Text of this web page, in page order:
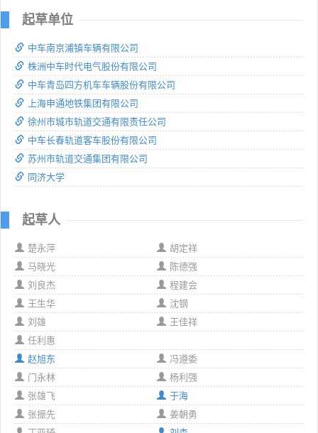
起草单位
中车南京浦镇车辆有限公司
株洲中车时代电气股份有限公司
中车青岛四方机车车辆股份有限公司
上海申通地铁集团有限公司
徐州市城市轨道交通有限责任公司
中车长春轨道客车股份有限公司
苏州市轨道交通集团有限公司
同济大学
起草人
楚永萍
胡定祥
马晓光
陈德强
刘良杰
程建会
王生华
沈钢
刘雄
王佳祥
任利惠
赵旭东
冯遵委
门永林
杨利强
张雄飞
于海
张振先
姜朝勇